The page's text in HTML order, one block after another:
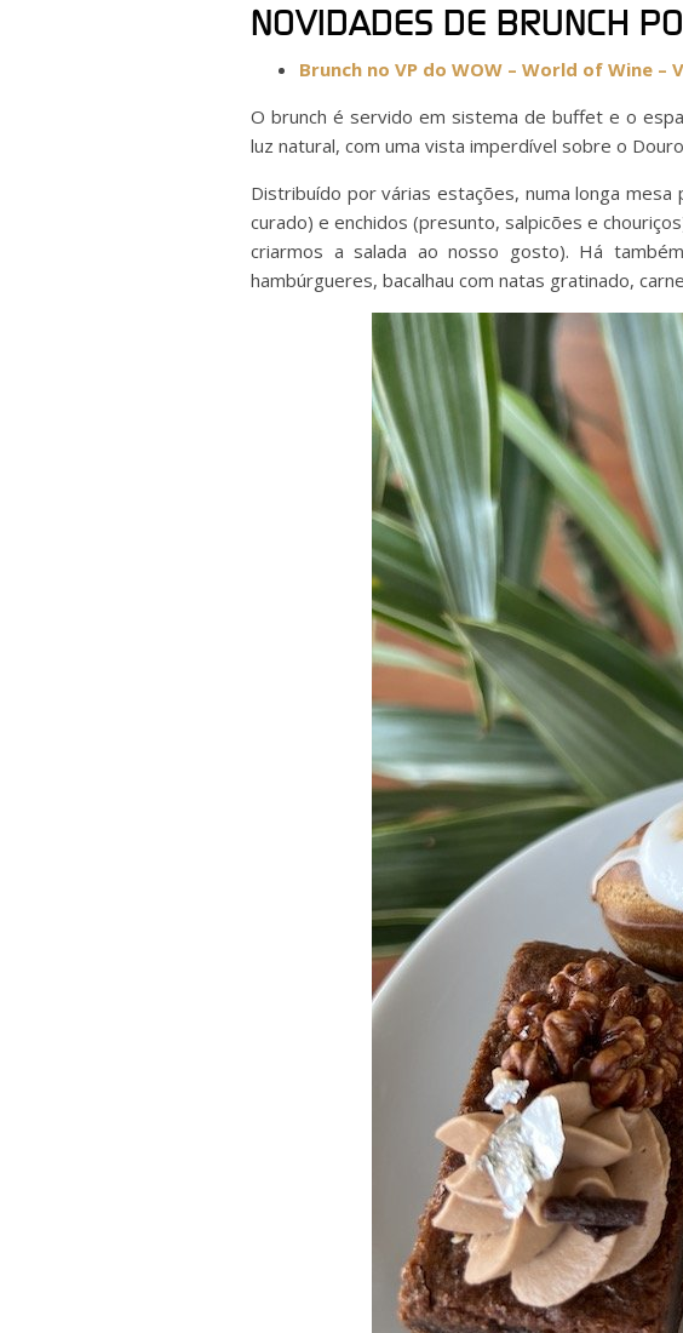
NOVIDADES DE BRUNCH
Brunch no VP do WOW – World of Wine –
O brunch é servido em sistema de buffet e o
luz natural, com uma vista imperdível sobre o
Distribuído por várias estações, numa longa
curado) e enchidos (presunto, salpicões e
criarmos a salada ao nosso gosto). Há
hambúrgueres, bacalhau com natas gratinado,